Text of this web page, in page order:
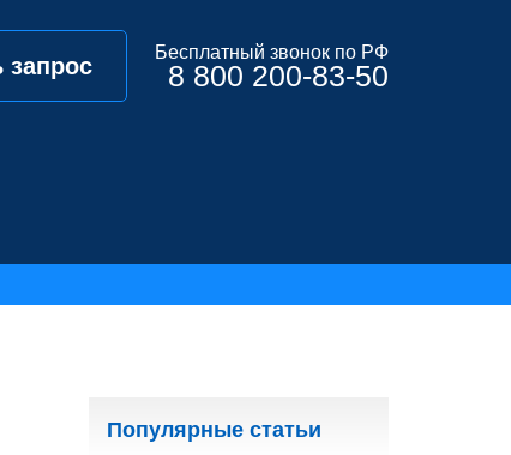
запрос
Бесплатный звонок по РФ
8 800 200-83-50
Популярные статьи